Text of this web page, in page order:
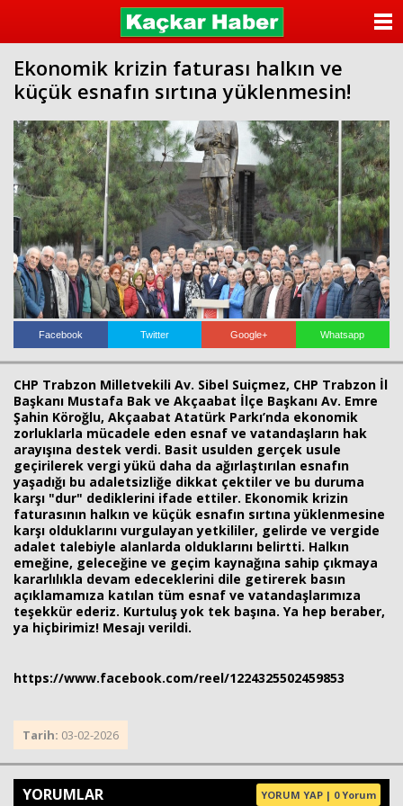
Ekonomik krizin faturası halkın ve
küçük esnafın sırtına yüklenmesin!
Facebook Twitter Google+ Whatsapp
CHP Trabzon Milletvekili Av. Sibel Suiçmez, CHP Trabzon İl
Başkanı Mustafa Bak ve Akçaabat İlçe Başkanı Av. Emre
Şahin Köroğlu, Akçaabat Atatürk Parkı’nda ekonomik
zorluklarla mücadele eden esnaf ve vatandaşların hak
arayışına destek verdi. Basit usulden gerçek usule
geçirilerek vergi yükü daha da ağırlaştırılan esnafın
yaşadığı bu adaletsizliğe dikkat çektiler ve bu duruma
karşı "dur" dediklerini ifade ettiler. Ekonomik krizin
faturasının halkın ve küçük esnafın sırtına yüklenmesine
karşı olduklarını vurgulayan yetkililer, gelirde ve vergide
adalet talebiyle alanlarda olduklarını belirtti. Halkın
emeğine, geleceğine ve geçim kaynağına sahip çıkmaya
kararlılıkla devam edeceklerini dile getirerek basın
açıklamamıza katılan tüm esnaf ve vatandaşlarımıza
teşekkür ederiz. Kurtuluş yok tek başına. Ya hep beraber,
ya hiçbirimiz! Mesajı verildi.
https://www.facebook.com/reel/1224325502459853
Tarih: 03-02-2026
YORUMLAR YORUM YAP | 0 Yorum
ANASAYFA
KATEGORİLER
ANKETLER
FOTO GALERİ
VİDEO GALERİ
KÜNYE
Haberin Doğru Adresi.